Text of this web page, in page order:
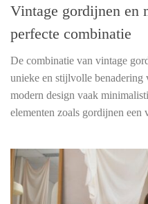
Vintage gordijnen en
perfecte combinatie
De combinatie van vintage
unieke en stijlvolle
modern design vaak
elementen zoals gordijnen een